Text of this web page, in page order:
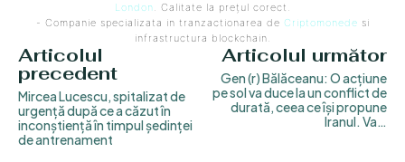
London. Calitate la prețul corect.
- Companie specializata in tranzactionarea de Criptomonede si
infrastructura blockchain.
Articolul
precedent
Mircea Lucescu, spitalizat de
urgență după ce a căzut în
inconștiență în timpul ședinței
de antrenament
Articolul următor
Gen (r) Bălăceanu: O acțiune
pe sol va duce la un conflict de
durată, ceea ce își propune
Iranul. Va…